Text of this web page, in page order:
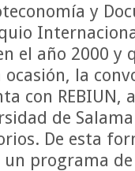
y
el año 2000 y
la
con REBIUN,
de
De esta
programa